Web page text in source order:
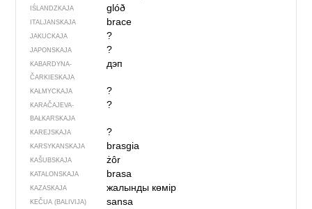
IŚLANDZKAJA glóð
ITALJANSKAJA brace
JAKUCKAJA ?
JAPONSKAJA ?
KABARDYNA-
ČARKIESKAJA
дэп
KAŁMYCKAJA ?
KARAČAJEVA-
BAŁKARSKAJA
?
KAREJSKAJA ?
KARSYKANSKAJA brasgia
KAŠUBSKAJA żôr
KATALONSKAJA brasa
KAZASKAJA жалынды көмір
KEČUA (BALIVIJA) sansa